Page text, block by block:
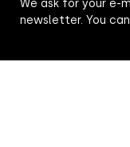
We ask for your e-
newsletter. You